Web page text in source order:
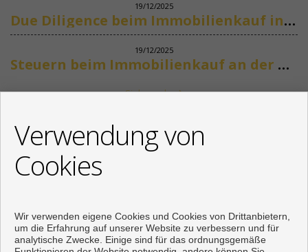
19/12/2025
Due Diligence beim Immobilienkauf in Spanien
19/12/2025
Steuern beim Immobilienkauf an der Costa del Sol
Siehe mehr
+34 622318266
info@mikenaumannimmobilien.com
Von Montag bis Freitag : 10:00 - 18:00
Verwendung von
Cookies
Wir verwenden eigene Cookies und Cookies von Drittanbietern,
um die Erfahrung auf unserer Website zu verbessern und für
analytische Zwecke. Einige sind für das ordnungsgemäße